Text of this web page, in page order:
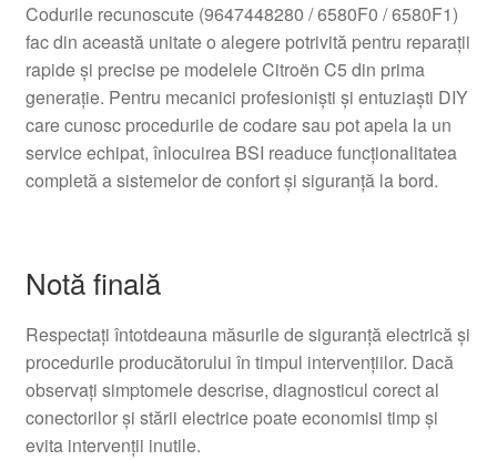
Codurile recunoscute (9647448280 / 6580F0 / 6580F1)
fac din această unitate o alegere potrivită pentru reparații
rapide și precise pe modelele Citroën C5 din prima
generație. Pentru mecanici profesioniști și entuziaști DIY
care cunosc procedurile de codare sau pot apela la un
service echipat, înlocuirea BSI readuce funcționalitatea
completă a sistemelor de confort și siguranță la bord.
Notă finală
Respectați întotdeauna măsurile de siguranță electrică și
procedurile producătorului în timpul intervențiilor. Dacă
observați simptomele descrise, diagnosticul corect al
conectorilor și stării electrice poate economisi timp și
evita intervenții inutile.